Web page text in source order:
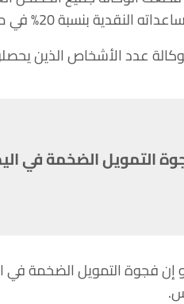
بنسبة 20% في مايو ويونيو.
عدد الأشخاص الذين يحصلون على